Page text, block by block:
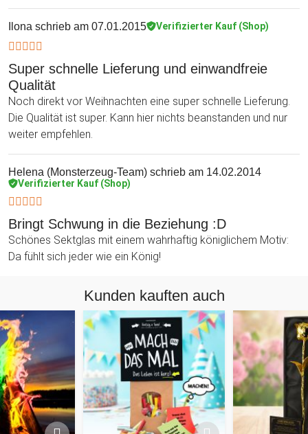
Ilona schrieb am 07.01.2015 Verifizierter Kauf (Shop)
Super schnelle Lieferung und einwandfreie
Qualität
Noch direkt vor Weihnachten eine super schnelle Lieferung.
Die Qualität ist super. Kann hier nichts beanstanden und nur
weiter empfehlen.
Helena (Monsterzeug-Team) schrieb am 14.02.2014
Verifizierter Kauf (Shop)
Bringt Schwung in die Beziehung :D
Schönes Sektglas mit einem wahrhaftig königlichem Motiv:
Da fühlt sich jeder wie ein König!
Kunden kauften auch